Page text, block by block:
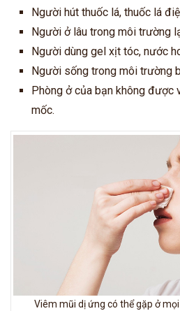
Người hút thuốc lá, thuốc lá
Người ở lâu trong môi trường
Người dùng gel xịt tóc, nước
Người sống trong môi trường
Phòng ở của bạn không được
mốc.
Viêm mũi dị ứng có thể gặp ở